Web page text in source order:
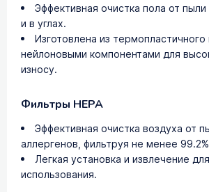
Эффективная очистка пола от
и в углах.
Изготовлена из
нейлоновыми компонентами для
износу.
Фильтры HEPA
Эффективная очистка воздуха от
аллергенов, фильтруя не менее
Легкая установка и извлечение
использования.